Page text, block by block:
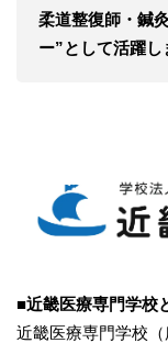
柔道整復師・鍼
ー”として活躍し
■近畿医療専門学校
近畿医療専門学校